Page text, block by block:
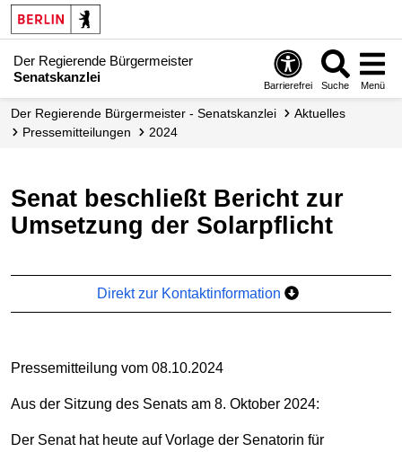
Der Regierende Bürgermeister
Senatskanzlei
Barrierefrei Suche Menü
Der Regierende Bürgermeister - Senatskanzlei
Aktuelles
Presse­mitteilungen
2024
Senat beschließt Bericht zur
Umsetzung der Solarpflicht
Direkt zur Kontaktinformation
Pressemitteilung vom 08.10.2024
Aus der Sitzung des Senats am 8. Oktober 2024:
Der Senat hat heute auf Vorlage der Senatorin für